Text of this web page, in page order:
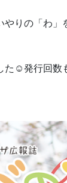
りの「わ」
た☺発行回数